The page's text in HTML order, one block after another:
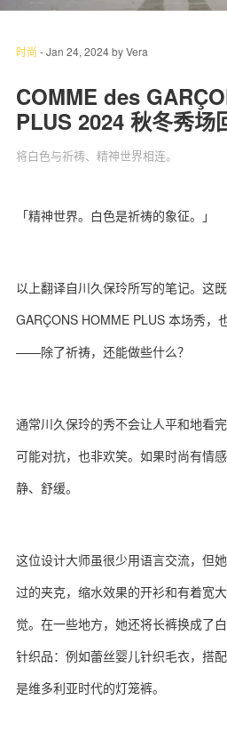
时尚 -Jan 24, 2024byVera
COMME des
PLUS 2024 秋冬秀场
将白色与祈祷、精神世界相连。
「精神世界。白色是祈祷的象征。」
以上翻译自川久保玲所写的笔记。这
GARÇONS HOMME PLUS 本场秀，
——除了祈祷，还能做些什么？
通常川久保玲的秀不会让人平和地看
可能对抗，也非欢笑。如果时尚有情
静、舒缓。
这位设计大师虽很少用语言交流，但
过的夹克，缩水效果的开衫和有着宽
觉。在一些地方，她还将长裤换成了
针织品：例如蕾丝婴儿针织毛衣，
是维多利亚时代的灯笼裤。